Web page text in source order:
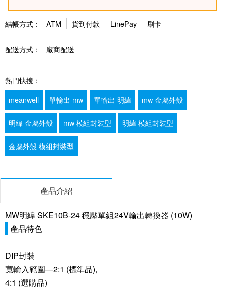
結帳方式： ATM 貨到付款 LinePay 刷卡
配送方式： 廠商配送
熱門快搜：
meanwell
單輸出 mw 單輸出 明緯 mw 金屬外殼
明緯 金屬外殼 mw 模組封裝型 明緯 模組封裝型
金屬外殼 模組封裝型
產品介紹
MW明緯 SKE10B-24 穩壓單組24V輸出轉換器 (10W)
產品特色
DIP封裝
寬輸入範圍—2:1 (標準品),
4:1 (選購品)